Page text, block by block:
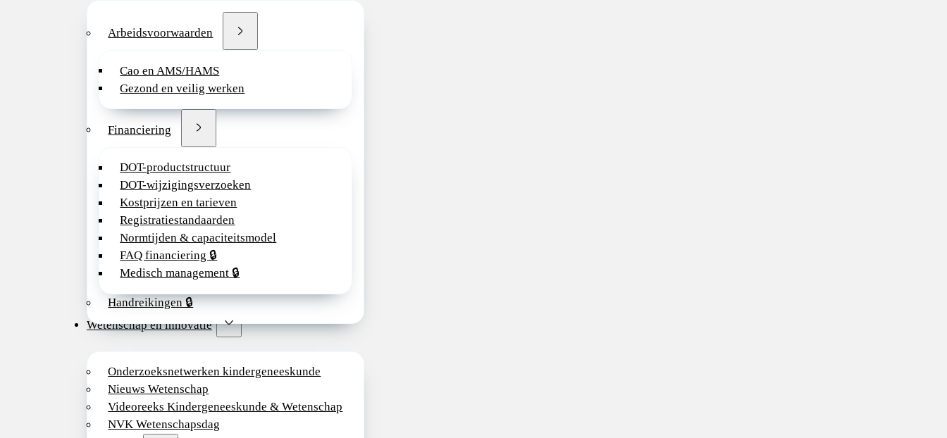
Arbeidsvoorwaarden
Cao en AMS/HAMS
Gezond en veilig werken
Financiering
DOT-productstructuur
DOT-wijzigingsverzoeken
Kostprijzen en tarieven
Registratiestandaarden
Normtijden & capaciteitsmodel
FAQ financiering 🔒
Medisch management 🔒
Handreikingen 🔒
Wetenschap en innovatie
Onderzoeksnetwerken kindergeneeskunde
Nieuws Wetenschap
Videoreeks Kindergeneeskunde & Wetenschap
NVK Wetenschapsdag